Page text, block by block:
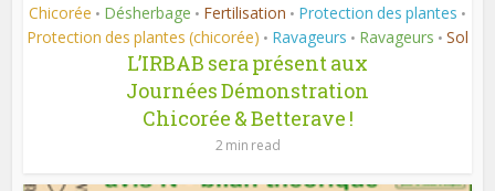
Chicorée • Désherbage • Fertilisation • Protection des plantes •
Protection des plantes (chicorée) • Ravageurs • Ravageurs • Sol
L’IRBAB sera présent aux
Journées Démonstration
Chicorée & Betterave !
2 min read